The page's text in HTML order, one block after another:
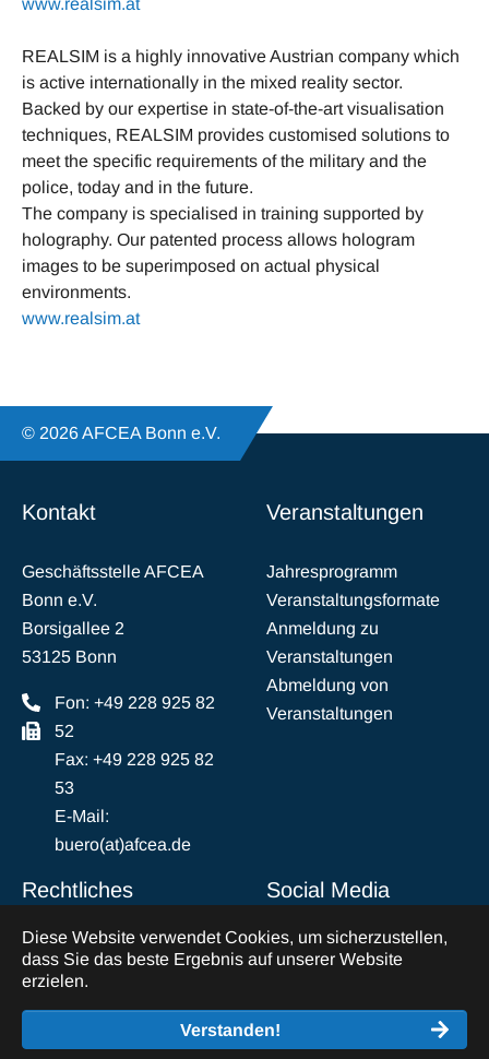
Diese Website verwendet Cookies, um sicherzustellen,
dass Sie das beste Ergebnis auf unserer Website
erzielen.
Verstanden!
www.realsim.at
REALSIM is a highly innovative Austrian company which
is active internationally in the mixed reality sector.
Backed by our expertise in state-of-the-art visualisation
techniques, REALSIM provides customised solutions to
meet the specific requirements of the military and the
police, today and in the future.
The company is specialised in training supported by
holography. Our patented process allows hologram
images to be superimposed on actual physical
environments.
www.realsim.at
© 2026 AFCEA Bonn e.V.
Kontakt
Geschäftsstelle AFCEA
Bonn e.V.
Borsigallee 2
53125 Bonn
Fon: +49 228 925 82
52
Fax: +49 228 925 82
53
E-Mail:
buero(at)afcea.de
Veranstaltungen
Jahresprogramm
Veranstaltungsformate
Anmeldung zu
Veranstaltungen
Abmeldung von
Veranstaltungen
Rechtliches
Impressum
Datenschutz
Abmeldung vom
Social Media
LinkedIn